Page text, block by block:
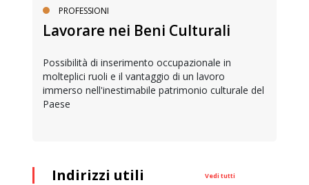
PROFESSIONI
Lavorare nei Beni Culturali
Possibilità di inserimento occupazionale in
molteplici ruoli e il vantaggio di un lavoro
immerso nell'inestimabile patrimonio culturale del
Paese
Indirizzi utili Vedi tutti